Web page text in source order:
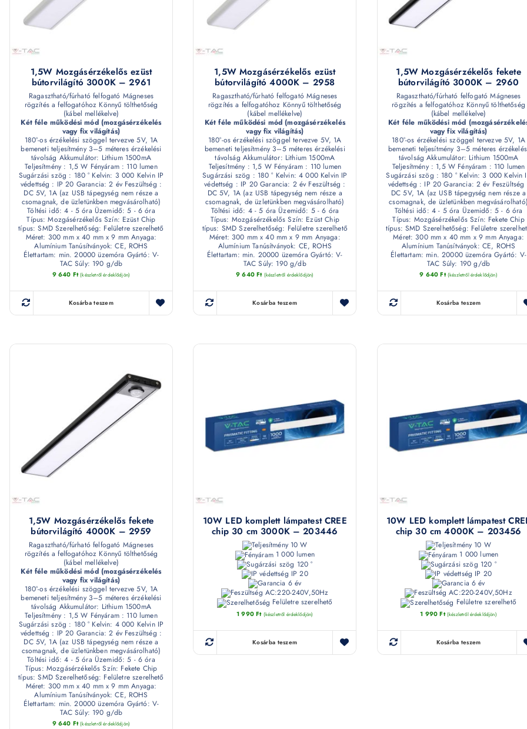
1,5W Mozgásérzékelős ezüst
bútorvilágító 3000K – 2961
Ragasztható/fúrható felfogató Mágneses
rögzítés a felfogatóhoz Könnyű tölthetőség
(kábel mellékelve)
Két féle működési mód (mozgásérzékelés
vagy fix világítás)
180°-os érzékelési szöggel tervezve 5V, 1A
bemeneti teljesítmény 3–5 méteres érzékelési
távolság Akkumulátor: Lithium 1500mA
Teljesítmény : 1,5 W Fényáram : 110 lumen
Sugárzási szög : 180 ° Kelvin: 3 000 Kelvin IP
védettség : IP 20 Garancia: 2 év Feszültség :
DC 5V, 1A (az USB tápegység nem része a
csomagnak, de üzletünkben megvásárolható)
Töltési idő: 4 - 5 óra Üzemidő: 5 - 6 óra
Típus: Mozgásérzékelős Szín: Ezüst Chip
típus: SMD Szerelhetőség: Felületre szerelhető
Méret: 300 mm x 40 mm x 9 mm Anyaga:
Alumínium Tanúsítványok: CE, ROHS
Élettartam: min. 20000 üzemóra Gyártó: V-
TAC Súly: 190 g/db
9 640 Ft (készletről érdeklődjön)
Kosárba teszem
1,5W Mozgásérzékelős ezüst
bútorvilágító 4000K – 2958
Ragasztható/fúrható felfogató Mágneses
rögzítés a felfogatóhoz Könnyű tölthetőség
(kábel mellékelve)
Két féle működési mód (mozgásérzékelés
vagy fix világítás)
180°-os érzékelési szöggel tervezve 5V, 1A
bemeneti teljesítmény 3–5 méteres érzékelési
távolság Akkumulátor: Lithium 1500mA
Teljesítmény : 1,5 W Fényáram : 110 lumen
Sugárzási szög : 180 ° Kelvin: 4 000 Kelvin IP
védettség : IP 20 Garancia: 2 év Feszültség :
DC 5V, 1A (az USB tápegység nem része a
csomagnak, de üzletünkben megvásárolható)
Töltési idő: 4 - 5 óra Üzemidő: 5 - 6 óra
Típus: Mozgásérzékelős Szín: Ezüst Chip
típus: SMD Szerelhetőség: Felületre szerelhető
Méret: 300 mm x 40 mm x 9 mm Anyaga:
Alumínium Tanúsítványok: CE, ROHS
Élettartam: min. 20000 üzemóra Gyártó: V-
TAC Súly: 190 g/db
9 640Ft (készletről érdeklődjön)
Kosárba teszem
1,5W Mozgásérzékelős fekete
bútorvilágító 3000K – 2960
Ragasztható/fúrható felfogató Mágneses
rögzítés a felfogatóhoz Könnyű tölthetőség
(kábel mellékelve)
Két féle működési mód
vagy fix világítás)
180°-os érzékelési szöggel tervezve 5V, 1A
bemeneti teljesítmény 3–5 méteres
távolság Akkumulátor: Lithium 1500mA
Teljesítmény : 1,5 W Fényáram : 110 lumen
Sugárzási szög : 180 ° Kelvin: 3 000 Kelvin
védettség : IP 20 Garancia: 2 év Feszültség
DC 5V, 1A (az USB tápegység nem része a
csomagnak, de üzletünkben megvásárolható)
Töltési idő: 4 - 5 óra Üzemidő: 5 - 6 óra
Típus: Mozgásérzékelős Szín: Fekete Chip
típus: SMD Szerelhetőség: Felületre
Méret: 300 mm x 40 mm x 9 mm Anyaga:
Alumínium Tanúsítványok: CE, ROHS
Élettartam: min. 20000 üzemóra Gyártó: V-
TAC Súly: 190 g/db
9 640Ft (készletről érdeklődjön)
Kosárba teszem
1,5W Mozgásérzékelős fekete
bútorvilágító 4000K – 2959
Ragasztható/fúrható felfogató Mágneses
rögzítés a felfogatóhoz Könnyű tölthetőség
(kábel mellékelve)
Két féle működési mód (mozgásérzékelés
vagy fix világítás)
180°-os érzékelési szöggel tervezve 5V, 1A
bemeneti teljesítmény 3–5 méteres érzékelési
távolság Akkumulátor: Lithium 1500mA
Teljesítmény : 1,5 W Fényáram : 110 lumen
Sugárzási szög : 180 ° Kelvin: 4 000 Kelvin IP
védettség : IP 20 Garancia: 2 év Feszültség :
DC 5V, 1A (az USB tápegység nem része a
csomagnak, de üzletünkben megvásárolható)
Töltési idő: 4 - 5 óra Üzemidő: 5 - 6 óra
Típus: Mozgásérzékelős Szín: Fekete Chip
típus: SMD Szerelhetőség: Felületre szerelhető
Méret: 300 mm x 40 mm x 9 mm Anyaga:
Alumínium Tanúsítványok: CE, ROHS
Élettartam: min. 20000 üzemóra Gyártó: V-
TAC Súly: 190 g/db
9 640 Ft (készletről érdeklődjön)
10W LED komplett lámpatest CREE
chip 30 cm 3000K – 203446
10 W
1 000 lumen
120 °
IP 20
6 év
AC:220-240V,50Hz
Felületre szerelhető
1 990Ft (készletről érdeklődjön)
Kosárba teszem
10W LED komplett lámpatest
chip 30 cm 4000K – 203456
10 W
1 000 lumen
120 °
IP 20
6 év
AC:220-240V,50Hz
Felületre szerelhető
1 990Ft (készletről érdeklődjön)
Kosárba teszem